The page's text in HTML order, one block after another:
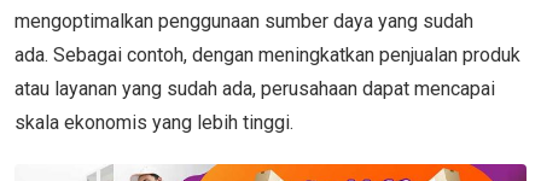
mengoptimalkan penggunaan sumber daya yang sudah
ada. Sebagai contoh, dengan meningkatkan penjualan produk
atau layanan yang sudah ada, perusahaan dapat mencapai
skala ekonomis yang lebih tinggi.